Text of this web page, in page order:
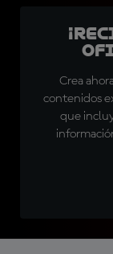
Crea
contenidos
que